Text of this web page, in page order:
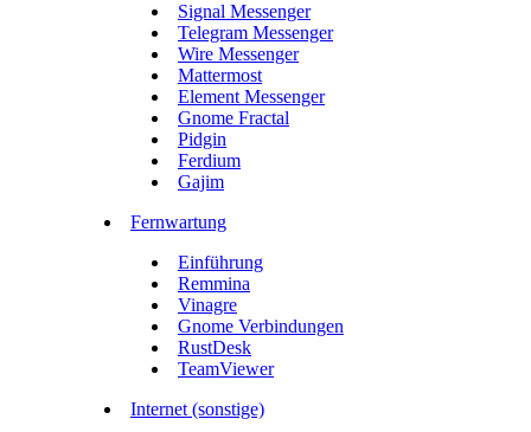
Signal Messenger
Telegram Messenger
Wire Messenger
Mattermost
Element Messenger
Gnome Fractal
Pidgin
Ferdium
Gajim
Fernwartung
Einführung
Remmina
Vinagre
Gnome Verbindungen
RustDesk
TeamViewer
Internet (sonstige)